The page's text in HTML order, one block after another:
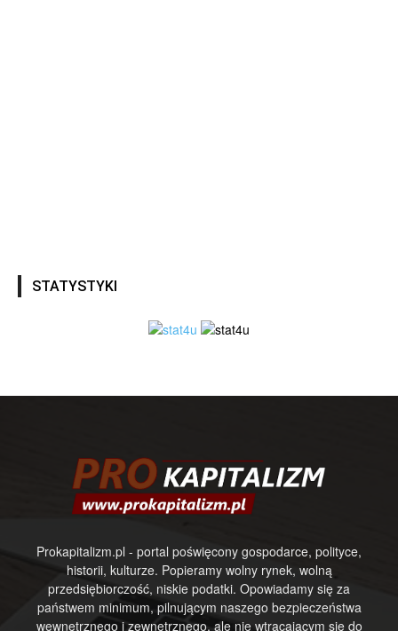
STATYSTYKI
Prokapitalizm.pl - portal poświęcony gospodarce, polityce,
historii, kulturze. Popieramy wolny rynek, wolną
przedsiębiorczość, niskie podatki. Opowiadamy się za
państwem minimum, pilnującym naszego bezpieczeństwa
wewnętrznego i zewnętrznego, ale nie wtrącającym się do